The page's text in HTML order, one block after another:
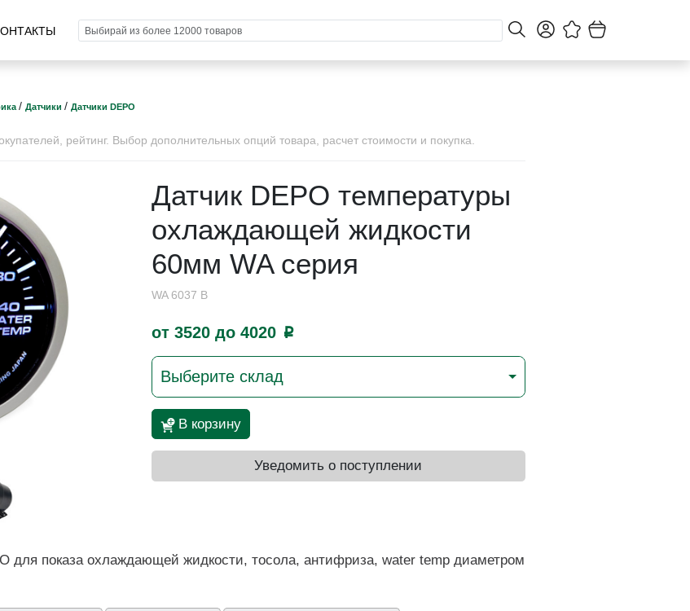
/ Датчики / Датчики DEPO
рейтинг. Выбор дополнительных опций товара, расчет стоимости и покупка.
Датчик DEPO температуры
охлаждающей жидкости
60мм WA серия
WA 6037 B
от 3520 до 4020 p
Выберите склад
В корзину
Уведомить о поступлении
для показа охлаждающей жидкости, тосола, антифриза, water temp диаметром